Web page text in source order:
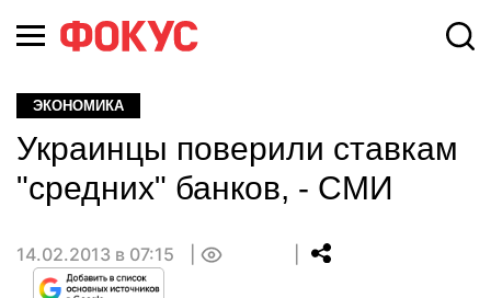
ЭКОНОМИКА
Украинцы поверили ставкам
"средних" банков, - СМИ
14.02.2013 в 07:15